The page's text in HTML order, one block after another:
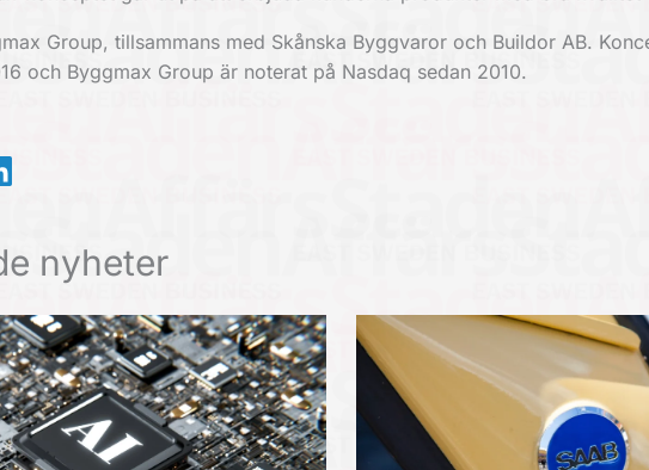
Group, tillsammans med Skånska Byggvaror och Buildor AB.
och Byggmax Group är noterat på Nasdaq sedan 2010.
nyheter